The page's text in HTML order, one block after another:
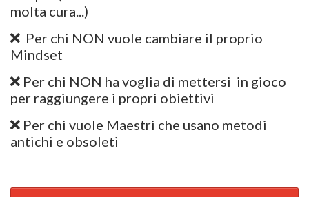
molta cura...)
Per chi NON vuole cambiare il proprio
Mindset
Per chi NON ha voglia di mettersi in gioco
per raggiungere i propri obiettivi
Per chi vuole Maestri che usano metodi
antichi e obsoleti